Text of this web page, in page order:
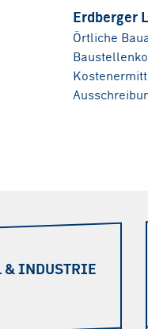
Erdberger
Örtliche
& INDUSTRIE